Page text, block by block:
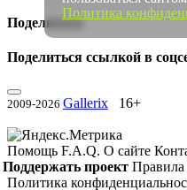
Поделиться
Поделиться ссылкой в
2009-2026 Gallerix 16+
Помощь F.A.Q. О сайте
Поддержать проект Правила
Политика
Политика